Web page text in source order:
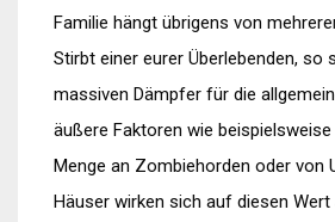
Familie hängt übrigens von
Stirbt einer eurer Überlebenden, so
massiven Dämpfer für die
äußere Faktoren wie
Menge an Zombiehorden oder von
Häuser wirken sich auf diesen Wert